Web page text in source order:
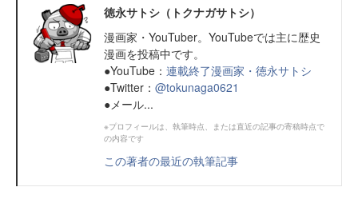
徳永サトシ（トクナガサトシ）
漫画家・YouTuber。YouTubeでは主に歴史
漫画を投稿中です。
●YouTube： 連載終了漫画家・徳永サトシ
●Twitter： @tokunaga0621
●メール...
※プロフィールは、執筆時点、または直近の記事の寄稿時点で
の内容です
この著者の最近の執筆記事